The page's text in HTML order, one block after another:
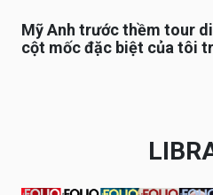
Mỹ Anh trước thềm tour
cột mốc đặc biệt của tôi